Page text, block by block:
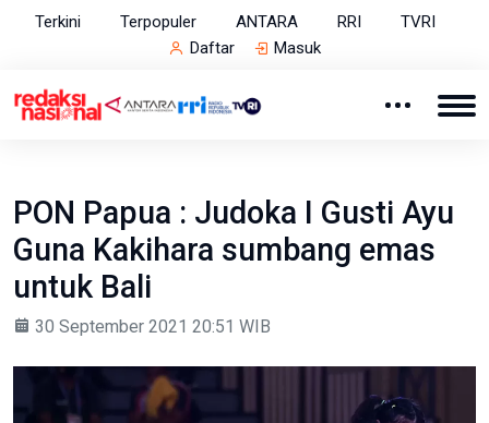
Terkini Terpopuler ANTARA RRI
TVRI
Daftar
Masuk
PON Papua : Judoka I Gusti Ayu
Guna Kakihara sumbang emas
untuk Bali
30 September 2021 20:51 WIB